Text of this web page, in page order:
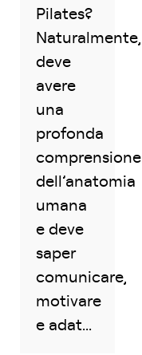
Pilates?
Naturalmente,
deve
avere
una
profonda
comprensione
dell’anatomia
umana
e deve
saper
comunicare,
motivare
e adat...